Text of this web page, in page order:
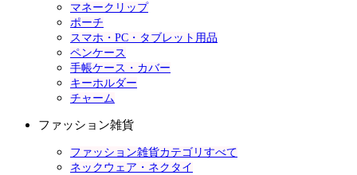
マネークリップ
ポーチ
スマホ・PC・タブレット用品
ペンケース
手帳ケース・カバー
キーホルダー
チャーム
ファッション雑貨
ファッション雑貨カテゴリすべて
ネックウェア・ネクタイ